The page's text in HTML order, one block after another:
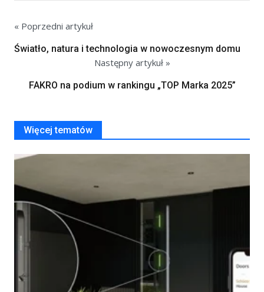
« Poprzedni artykuł
Światło, natura i technologia w nowoczesnym domu
Następny artykuł »
FAKRO na podium w rankingu „TOP Marka 2025”
Więcej tematów